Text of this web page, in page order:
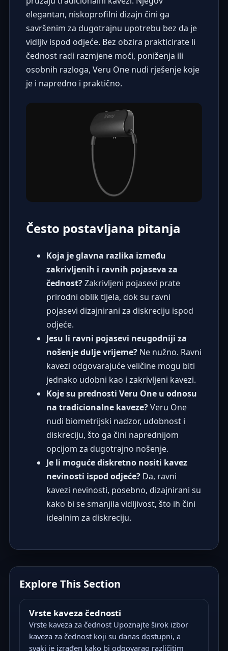
elegantan, niskoprofilni dizajn čini ga
savršenim za dugotrajnu upotrebu bez da je
vidljiv ispod odjeće. Bez obzira prakticirate li
čednost radi razmjene moći, poniženja ili
osobnih razloga, Veru One nudi rješenje koje
je i napredno i praktično.
Često postavljana pitanja
Koja je glavna razlika između
zakrivljenih i ravnih pojaseva za
čednost?Zakrivljeni pojasevi prate
prirodni oblik tijela, dok su ravni
pojasevi dizajnirani za diskreciju ispod
odjeće.
Jesu li ravni pojasevi neugodniji za
nošenje dulje vrijeme?Ne nužno. Ravni
kavezi odgovarajuće veličine mogu biti
jednako udobni kao i zakrivljeni kavezi.
Koje su prednosti Veru One u odnosu
na tradicionalne kaveze?Veru One
nudi biometrijski nadzor, udobnost i
diskreciju, što ga čini naprednijom
opcijom za dugotrajno nošenje.
Je li moguće diskretno nositi kavez
nevinosti ispod odjeće?Da, ravni
kavezi nevinosti, posebno, dizajnirani su
kako bi se smanjila vidljivost, što ih čini
idealnim za diskreciju.
Explore This Section
Vrste kaveza čednosti
Vrste kaveza za čednost Upoznajte širok izbor
kaveza za čednost koji su danas dostupni, a
svaki je izrađen kako bi odgovarao različitim